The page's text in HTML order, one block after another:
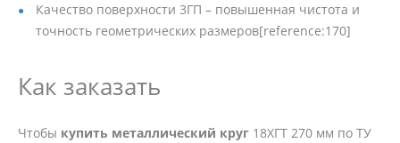
Качество поверхности 3ГП – повышенная чистота и
точность геометрических размеров[reference:170]
Как заказать
Чтобы купить металлический круг 18ХГТ 270 мм по ТУ